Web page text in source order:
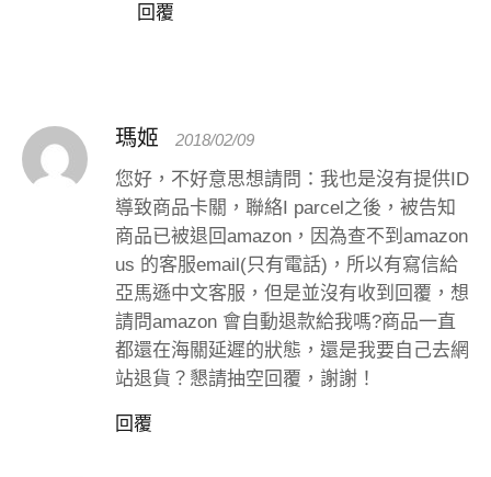
回覆
瑪姬 2018/02/09
您好，不好意思想請問：我也是沒有提供ID
導致商品卡關，聯絡I parcel之後，被告知
商品已被退回amazon，因為查不到amazon
us 的客服email(只有電話)，所以有寫信給
亞馬遜中文客服，但是並沒有收到回覆，想
請問amazon 會自動退款給我嗎?商品一直
都還在海關延遲的狀態，還是我要自己去網
站退貨？懇請抽空回覆，謝謝！
回覆